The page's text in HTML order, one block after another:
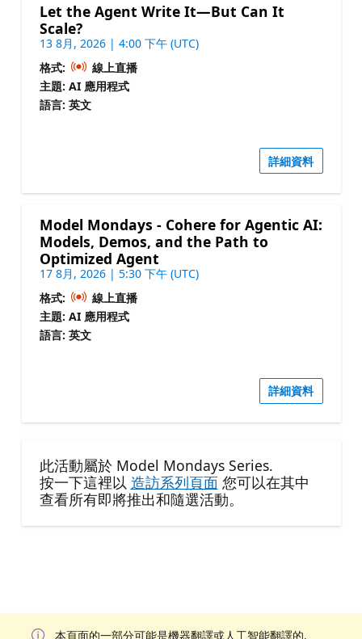
Let the Agent Write It—But Can It
Scale?
13 8月, 2026 | 4:00 下午 (UTC)
格式:
線上直播
主題: AI 應用程式
語言: 英文
詳細資料
Model Mondays - Cohere for Agentic AI:
Models, Demos, and the Path to
Optimized Agent
17 8月, 2026 | 5:30 下午 (UTC)
格式:
線上直播
主題: AI 應用程式
語言: 英文
詳細資料
此活動屬於 Model Mondays Series.
按一下這裡以 造訪系列頁面您可以在其中
查看所有即將推出和隨選活動。
本頁面的一部分可能是機器翻譯或人工智能翻譯的.